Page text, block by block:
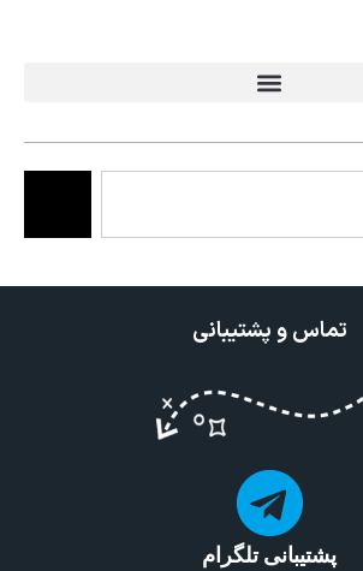
تماس و پشتیبانی
پشتیبانی تلگرام